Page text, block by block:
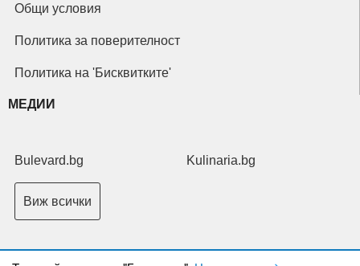
Общи условия
Политика за поверителност
Политика на 'Бисквитките'
МЕДИИ
Bulevard.bg Kulinaria.bg
Виж всички